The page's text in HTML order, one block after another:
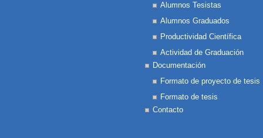
Alumnos Tesistas
Alumnos Graduados
Productividad Científica
Actividad de Graduación
Documentación
Formato de proyecto de tesis
Formato de tesis
Contacto